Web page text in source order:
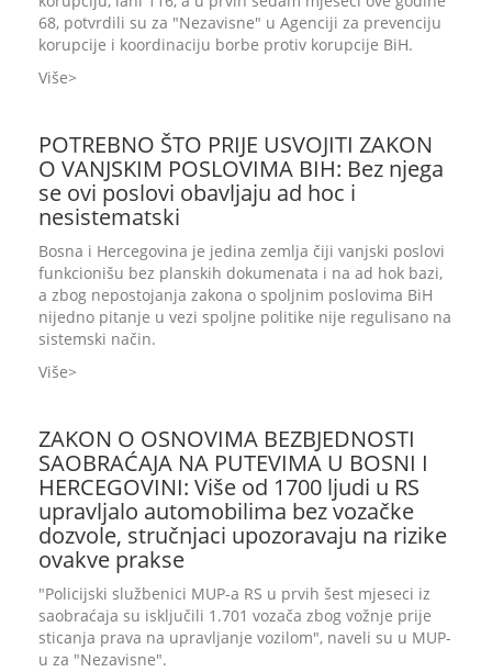
68, potvrdili su za "Nezavisne" u Agenciji za prevenciju
korupcije i koordinaciju borbe protiv korupcije BiH.
Više
POTREBNO ŠTO PRIJE USVOJITI ZAKON
O VANJSKIM POSLOVIMA BIH: Bez njega
se ovi poslovi obavljaju ad hoc i
nesistematski
Bosna i Hercegovina je jedina zemlja čiji vanjski poslovi
funkcionišu bez planskih dokumenata i na ad hok bazi,
a zbog nepostojanja zakona o spoljnim poslovima BiH
nijedno pitanje u vezi spoljne politike nije regulisano na
sistemski način.
Više
ZAKON O OSNOVIMA BEZBJEDNOSTI
SAOBRAĆAJA NA PUTEVIMA U BOSNI I
HERCEGOVINI: Više od 1700 ljudi u RS
upravljalo automobilima bez vozačke
dozvole, stručnjaci upozoravaju na rizike
ovakve prakse
"Policijski službenici MUP-a RS u prvih šest mjeseci iz
saobraćaja su isključili 1.701 vozača zbog vožnje prije
sticanja prava na upravljanje vozilom", naveli su u MUP-
u za "Nezavisne".